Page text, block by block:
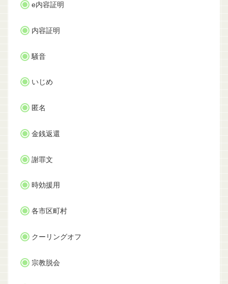
e内容証明
内容証明
騒音
いじめ
匿名
金銭返還
謝罪文
時効援用
各市区町村
クーリングオフ
宗教脱会